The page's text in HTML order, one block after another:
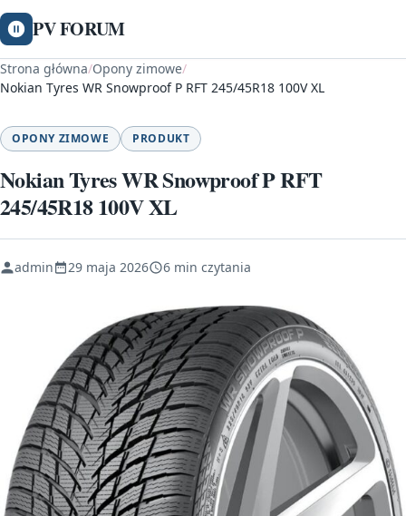
PV FORUM
Strona główna/Opony zimowe/
Nokian Tyres WR Snowproof P RFT 245/45R18 100V XL
OPONY ZIMOWE PRODUKT
Nokian Tyres WR Snowproof P RFT
245/45R18 100V XL
admin 29 maja 2026 6 min czytania